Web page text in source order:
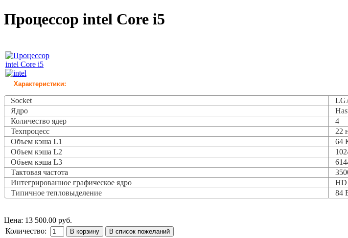
Процессор intel Core i5
Характеристики:
Socket
Ядро
Количество ядер
4
Техпроцесс
22
Объем кэша L1
64
Объем кэша L2
Объем кэша L3
Тактовая частота
Интегрированное графическое ядро
HD
Типичное тепловыделение
84
Цена: 13 500.00 руб.
Количество: